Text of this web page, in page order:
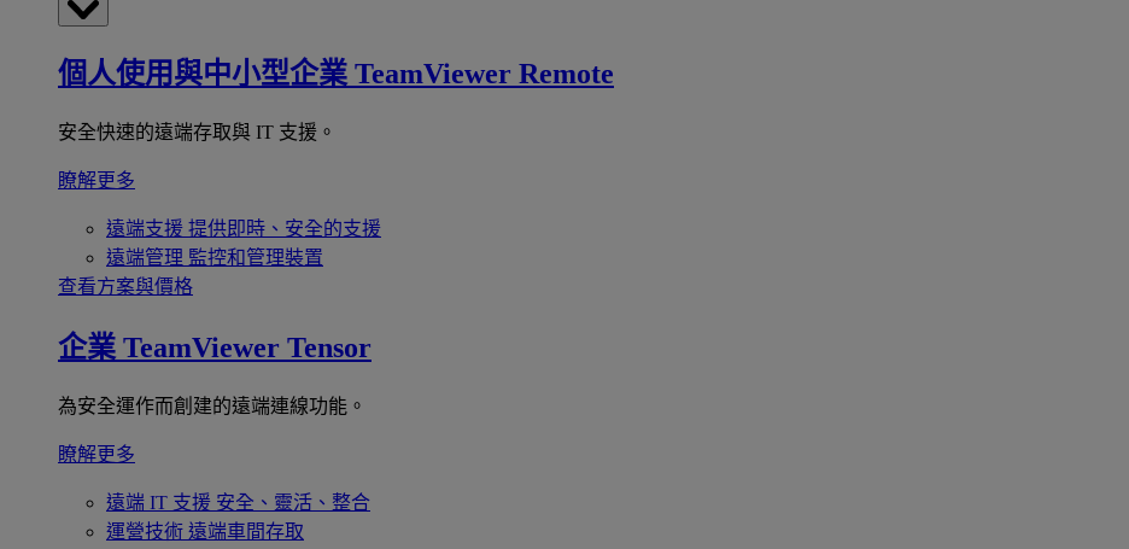
個人使用與中小型企業 TeamViewer Remote
安全快速的遠端存取與 IT 支援。
瞭解更多
遠端支援 提供即時、安全的支援
遠端管理 監控和管理裝置
查看方案與價格
企業 TeamViewer Tensor
為安全運作而創建的遠端連線功能。
瞭解更多
遠端 IT 支援 安全、靈活、整合
運營技術 遠端車間存取